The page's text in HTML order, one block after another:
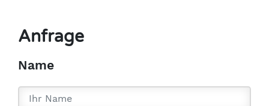
Anfrage
Name